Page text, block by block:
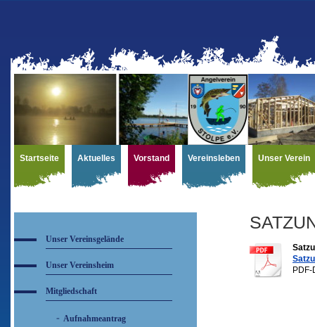
Startseite Aktuelles Vorstand Vereinsleben Unser Verein
Unser Vereinsgelände
Unser Vereinsheim
Mitgliedschaft
Aufnahmeantrag